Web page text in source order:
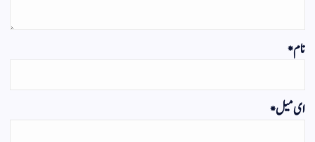
نام*
ای میل*